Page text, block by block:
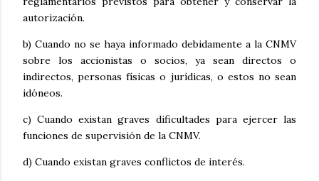
autorización.
b) Cuando no se haya informado debidamente a la CNMV
sobre los accionistas o socios, ya sean directos o
indirectos, personas físicas o jurídicas, o estos no sean
idóneos.
c) Cuando existan graves dificultades para ejercer las
funciones de supervisión de la CNMV.
d) Cuando existan graves conflictos de interés.